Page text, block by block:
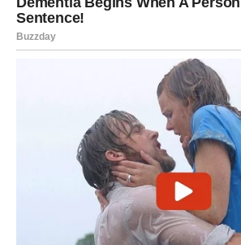
Kada su se vratili posle godinu dana,